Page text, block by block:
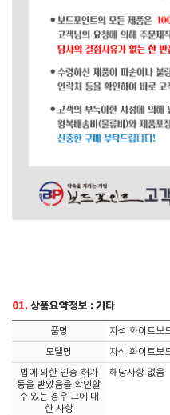
01.상품요약정보 : 기타
품명
자석 화이트보
모델명
자석 화이트보
법에 의한 인증·허가
등을 받았음을 확인할
수 있는 경우 그에 대
한 사항
해당사항 없음